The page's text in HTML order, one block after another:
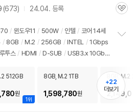
(상
리
뷰
673) 24.04. 등록
관
/ 윈도우11 / 500W / 인텔 / 코어 14세
/ 8GB / M.2 / 256GB / INTEL / 1Gbps
투스 / HDMI / D-SUB / USB3.x 10Gbp
치
기
1위
512GB
원
8GB, M.2 1TB
1,598,780원
8GB, M.2
+22
더보기